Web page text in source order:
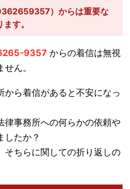
）からは重要な
す。
9357 からの着信は無視
ん。
から着信があると不安になっ
律事務所への何らかの依頼や
したか？
そちらに関しての折り返しの